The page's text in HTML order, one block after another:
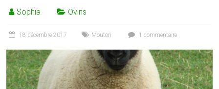
Sophia Ovins
18 décembre 2017 Mouton 1 commentaire